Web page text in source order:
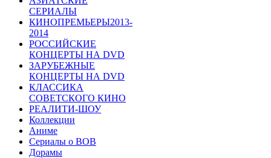
СЕРИАЛЫ
КИНОПРЕМЬЕРЫ2013-
2014
РОССИЙСКИЕ
КОНЦЕРТЫ НА DVD
ЗАРУБЕЖНЫЕ
КОНЦЕРТЫ НА DVD
КЛАССИКА
СОВЕТСКОГО КИНО
РЕАЛИТИ-ШОУ
Коллекции
Аниме
Сериалы о ВОВ
Дорамы